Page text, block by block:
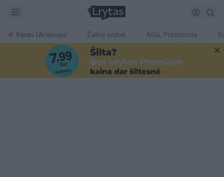
Karas Ukrainoje Žalioji erdvė Ačiū, Prezidente